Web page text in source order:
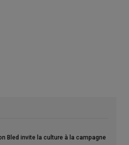
Bled invite la culture à la campagne